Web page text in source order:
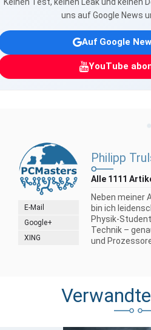
uns auf Google News
Auf Google
YouTube
E-Mail
Google+
XING
Philipp
Alle 1111
Neben meiner
bin ich
Physik-
Technik –
und